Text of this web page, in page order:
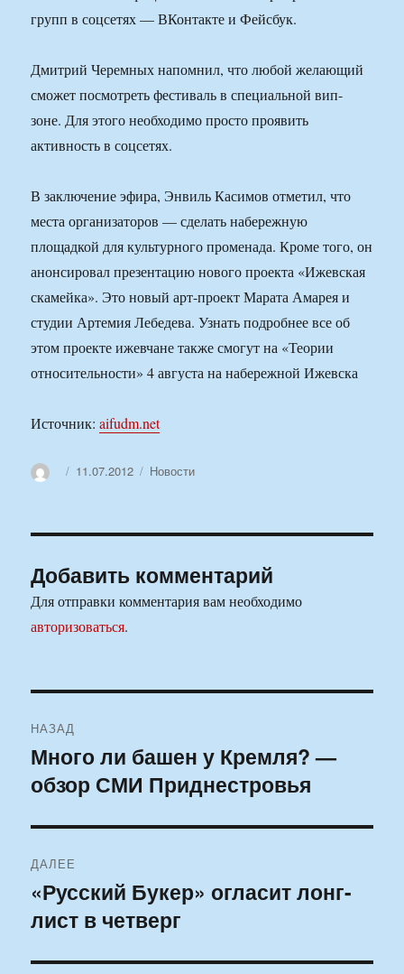
групп в соцсетях — ВКонтакте и Фейсбук.
Дмитрий Черемных напомнил, что любой желающий
сможет посмотреть фестиваль в специальной вип-
зоне. Для этого необходимо просто проявить
активность в соцсетях.
В заключение эфира, Энвиль Касимов отметил, что
места организаторов — сделать набережную
площадкой для культурного променада. Кроме того, он
анонсировал презентацию нового проекта «Ижевская
скамейка». Это новый арт-проект Марата Амарея и
студии Артемия Лебедева. Узнать подробнее все об
этом проекте ижевчане также смогут на «Теории
относительности» 4 августа на набережной Ижевска
Источник:aifudm.net
АвторОпубликовано
11.07.2012 Рубрики
Новости
Добавить комментарий
Для отправки комментария вам необходимо
авторизоваться.
по
записям
НАЗАД
Предыдущая
запись:
Много ли башен у Кремля? —
обзор СМИ Приднестровья
ДАЛЕЕ
Следующая
запись:
«Русский Букер» огласит лонг-
лист в четверг